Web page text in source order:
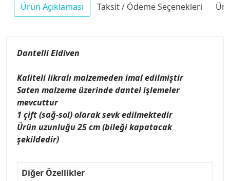
Ürün Açıklaması Taksit / Ödeme Seçenekleri
Dantelli Eldiven
Kaliteli likralı malzemeden imal edilmiştir
Saten malzeme üzerinde dantel işlemeler
mevcuttur
1 çift (sağ-sol) olarak sevk edilmektedir
Ürün uzunluğu 25 cm (bileği kapatacak
şekildedir)
Diğer Özellikler